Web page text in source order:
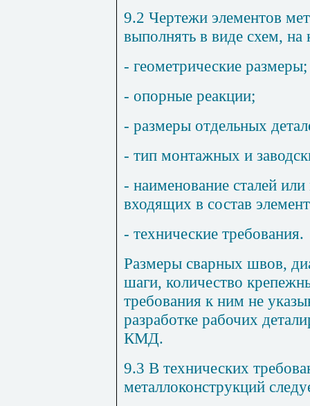
9.2 Чертежи элементов
выполнять в виде схем,
- геометрические размеры;
- опорные реакции;
- размеры отдельных
- тип монтажных и
- наименование сталей
входящих в состав
- технические требования.
Размеры сварных швов,
шаги, количество
требования к ним не
разработке рабочих
КМД.
9.3 В технических
металлоконструкций